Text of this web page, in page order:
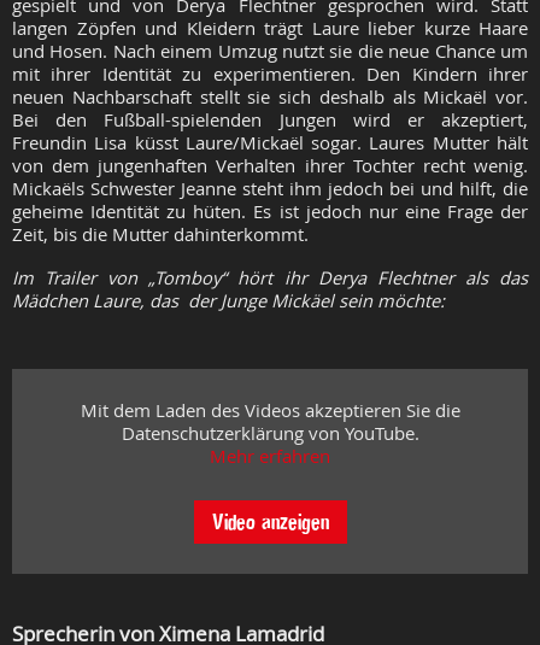
gespielt und von Derya Flechtner gesprochen wird. Statt
langen Zöpfen und Kleidern trägt Laure lieber kurze Haare
und Hosen. Nach einem Umzug nutzt sie die neue Chance um
mit ihrer Identität zu experimentieren. Den Kindern ihrer
neuen Nachbarschaft stellt sie sich deshalb als Mickaël vor.
Bei den Fußball-spielenden Jungen wird er akzeptiert,
Freundin Lisa küsst Laure/Mickaël sogar. Laures Mutter hält
von dem jungenhaften Verhalten ihrer Tochter recht wenig.
Mickaëls Schwester Jeanne steht ihm jedoch bei und hilft, die
geheime Identität zu hüten. Es ist jedoch nur eine Frage der
Zeit, bis die Mutter dahinterkommt.
Im Trailer von „Tomboy“ hört ihr Derya Flechtner als das
Mädchen Laure, das der Junge Mickäel sein möchte:
Mit dem Laden des Videos akzeptieren Sie die
Datenschutzerklärung von YouTube.
Mehr erfahren
Video anzeigen
Sprecherin von Ximena Lamadrid